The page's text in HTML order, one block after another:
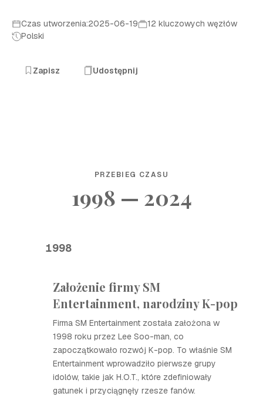
Czas utworzenia:2025-06-19
12 kluczowych węzłów
Polski
Zapisz Udostępnij
PRZEBIEG CZASU
1998 — 2024
1998
Założenie firmy SM
Entertainment, narodziny K-pop
Firma SM Entertainment została założona w
1998 roku przez Lee Soo-man, co
zapoczątkowało rozwój K-pop. To właśnie SM
Entertainment wprowadziło pierwsze grupy
idolów, takie jak H.O.T., które zdefiniowały
gatunek i przyciągnęły rzesze fanów.